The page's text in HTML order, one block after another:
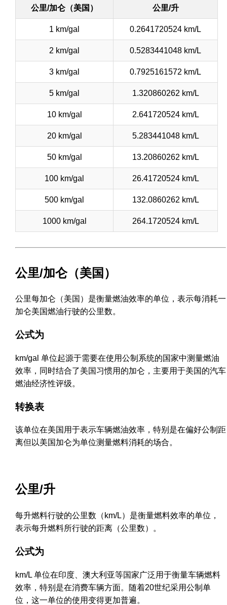
公里/加仑（美国） 公里/升
1 km/gal 0.2641720524 km/L
2 km/gal 0.5283441048 km/L
3 km/gal 0.7925161572 km/L
5 km/gal 1.320860262 km/L
10 km/gal 2.641720524 km/L
20 km/gal 5.283441048 km/L
50 km/gal 13.20860262 km/L
100 km/gal 26.41720524 km/L
500 km/gal 132.0860262 km/L
1000 km/gal 264.1720524 km/L
公里/加仑（美国）
公里每加仑（美国）是衡量燃油效率的单位，表示每消耗一
加仑美国燃油行驶的公里数。
公式为
km/gal 单位起源于需要在使用公制系统的国家中测量燃油
效率，同时结合了美国习惯用的加仑，主要用于美国的汽车
燃油经济性评级。
转换表
该单位在美国用于表示车辆燃油效率，特别是在偏好公制距
离但以美国加仑为单位测量燃料消耗的场合。
公里/升
每升燃料行驶的公里数（km/L）是衡量燃料效率的单位，
表示每升燃料所行驶的距离（公里数）。
公式为
km/L 单位在印度、澳大利亚等国家广泛用于衡量车辆燃料
效率，特别是在消费车辆方面。随着20世纪采用公制单
位，这一单位的使用变得更加普遍。